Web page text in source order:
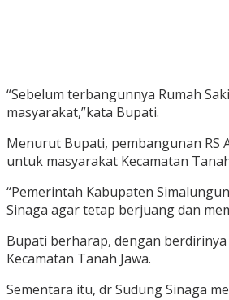
“Sebelum terbangunnya Rumah
masyarakat,”kata Bupati.
Menurut Bupati, pembangunan RS
untuk masyarakat Kecamatan
“Pemerintah Kabupaten
Sinaga agar tetap berjuang dan
Bupati berharap, dengan
Kecamatan Tanah Jawa.
Sementara itu, dr Sudung Sinaga